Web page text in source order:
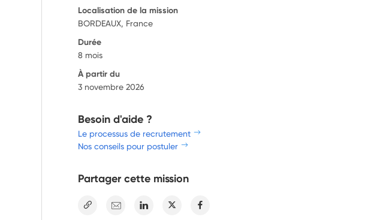
Localisation de la mission
BORDEAUX, France
Durée
8 mois
À partir du
3 novembre 2026
Besoin d'aide ?
Le processus de recrutement
Nos conseils pour postuler
Partager cette mission
E-mail Linkedin Twitter